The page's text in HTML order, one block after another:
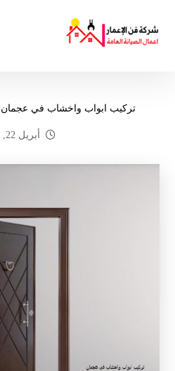
تركيب ابواب واخشاب في عجمان |0502949135| خصم 30%
أبريل 22, 2025